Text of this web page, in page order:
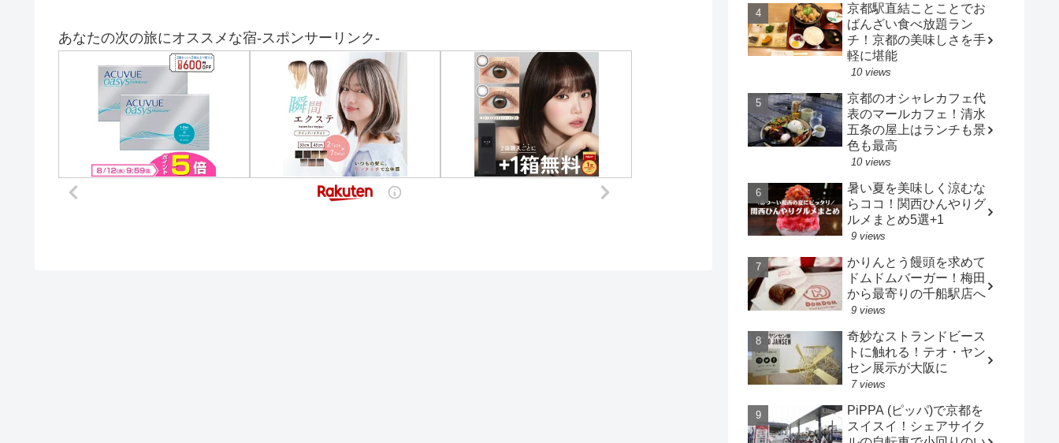
あなたの次の旅にオススメな宿-スポンサーリンク-
京都駅直結ことことでお
ばんざい食べ放題ラン
チ！京都の美味しさを手
軽に堪能
10 views
京都のオシャレカフェ代
表のマールカフェ！清水
五条の屋上はランチも景
色も最高
10 views
暑い夏を美味しく涼むな
らココ！関西ひんやりグ
ルメまとめ5選+1
9 views
かりんとう饅頭を求めて
ドムドムバーガー！梅田
から最寄りの千船駅店へ
9 views
奇妙なストランドビース
トに触れる！テオ・ヤン
セン展示が大阪に
7 views
PiPPA (ピッパ)で京都を
スイスイ！シェアサイク